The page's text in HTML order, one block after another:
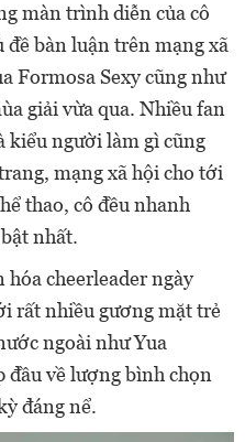
màn trình diễn của cô
bàn luận trên mạng xã
Formosa Sexy cũng như
giải vừa qua. Nhiều fan
kiểu người làm gì cũng
mạng xã hội cho tới
thao, cô đều nhanh
nhất.
cheerleader ngày
rất nhiều gương mặt trẻ
ngoài như Yua
đầu về lượng bình chọn
đáng nể.